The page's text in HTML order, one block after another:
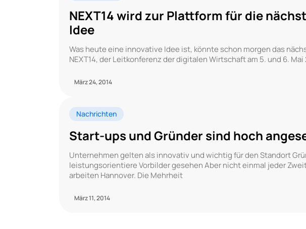
NEXT14 wird zur Plattform für die
Idee
Was heute eine innovative Idee ist, könnte schon morgen das
NEXT14, der Leitkonferenz der digitalen Wirtschaft am 5. und 6. Mai
März 24, 2014
Nachrichten
Start-ups und Gründer sind hoch
Unternehmen gelten als innovativ und wichtig für den Standort
leistungsorientiere Vorbilder gesehen Aber nicht einmal jeder
arbeiten Hannover. Die Mehrheit
März 11, 2014